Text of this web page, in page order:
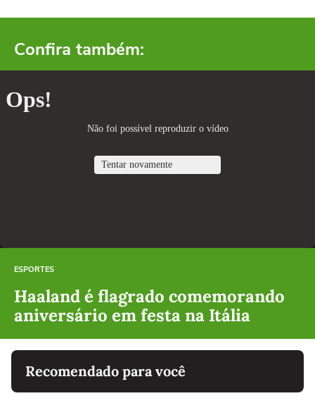
Confira também:
ESPORTES
Haaland é flagrado comemorando
aniversário em festa na Itália
Recomendado para você